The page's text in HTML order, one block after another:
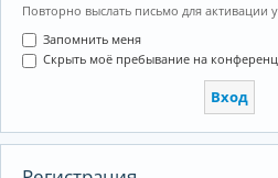
Повторно выслать письмо для активации
Запомнить меня
Скрыть моё пребывание на